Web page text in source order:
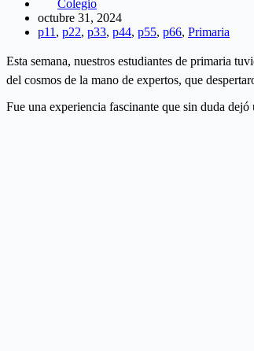
Colegio
octubre 31, 2024
p11 , p22, p33, p44, p55, p66, Primaria
Esta semana, nuestros estudiantes de primaria
del cosmos de la mano de expertos, que
Fue una experiencia fascinante que sin duda